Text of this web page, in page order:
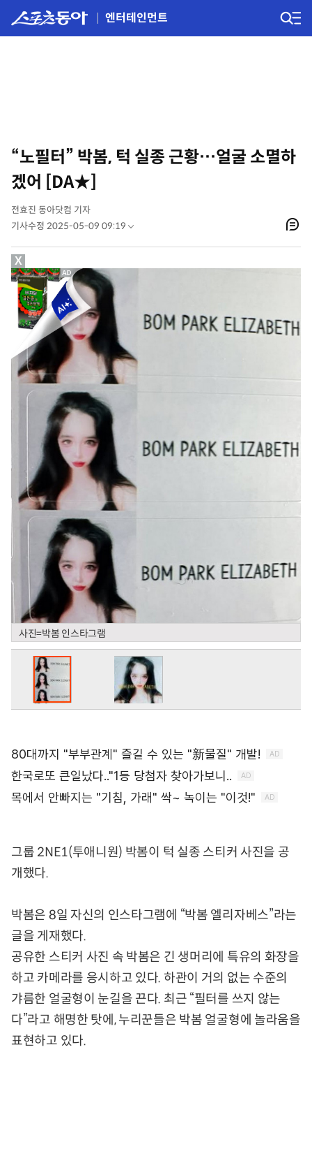
엔터테인먼트
“노필터” 박봄, 턱 실종 근황…얼굴 소멸하
겠어 [DA★]
전효진 동아닷컴 기자
기사수정 2025-05-09 09:19
사진=박봄 인스타그램
그룹 2NE1(투애니원) 박봄이 턱 실종 스티커 사진을 공
개했다.
박봄은 8일 자신의 인스타그램에 “박봄 엘리자베스”라는
글을 게재했다.
공유한 스티커 사진 속 박봄은 긴 생머리에 특유의 화장을
하고 카메라를 응시하고 있다. 하관이 거의 없는 수준의
갸름한 얼굴형이 눈길을 끈다. 최근 “필터를 쓰지 않는
다”라고 해명한 탓에, 누리꾼들은 박봄 얼굴형에 놀라움을
표현하고 있다.
X